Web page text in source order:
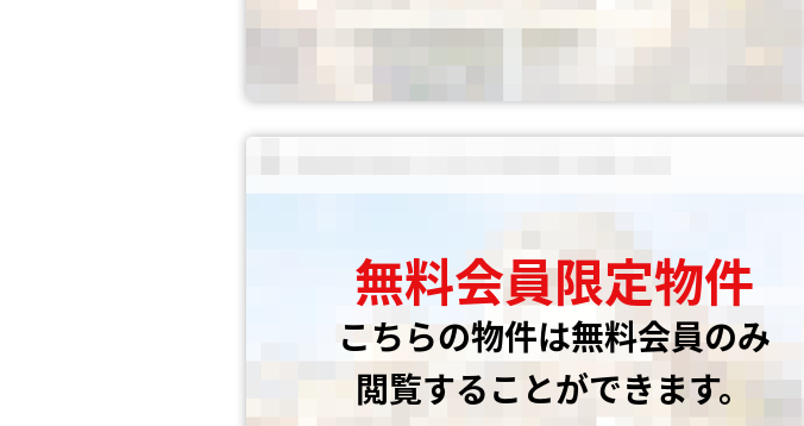
無料会員限定物件
こちらの物件は無料会員のみ
閲覧することができます。